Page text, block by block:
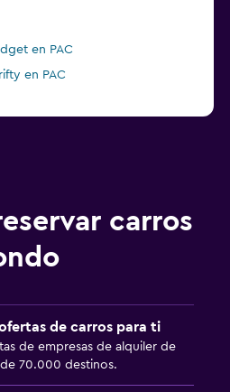
en PAC
en PAC
carros
de carros para ti
de empresas de alquiler de
70.000 destinos.